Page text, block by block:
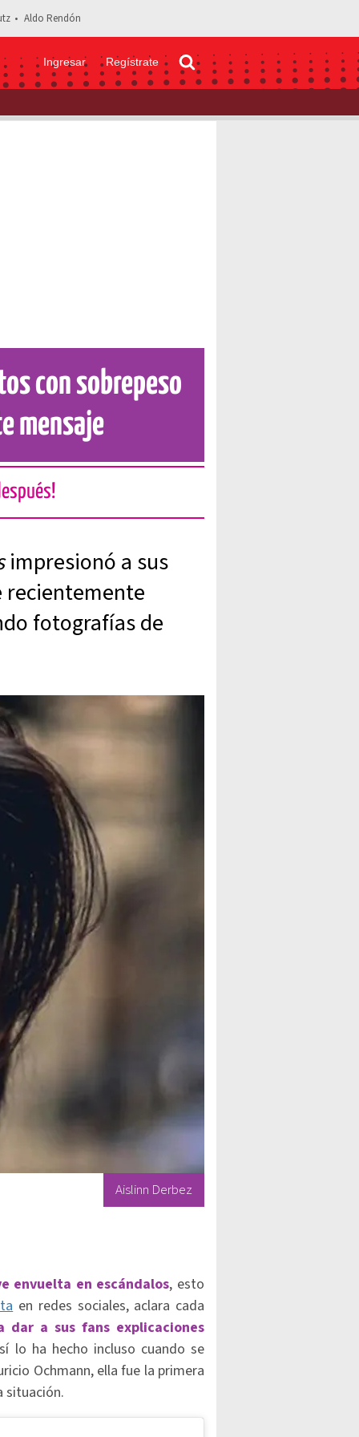
Aldo Rendón
Ingresar Regístrate
fotos con sobrepeso tras embarazo y envía fuerte mensaje
con sobrepeso
mensaje
impresionó a sus
recientemente
fotografías de
Aislinn Derbez
envuelta en escándalos, esto
en redes sociales, aclara cada
dar a sus fans explicaciones
lo ha hecho incluso cuando se
Ochmann, ella fue la primera
situación.